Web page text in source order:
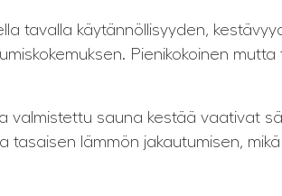
tavalla käytännöllisyyden,
Pienikokoinen
valmistettu sauna kestää vaativat
tasaisen lämmön jakautumisen,